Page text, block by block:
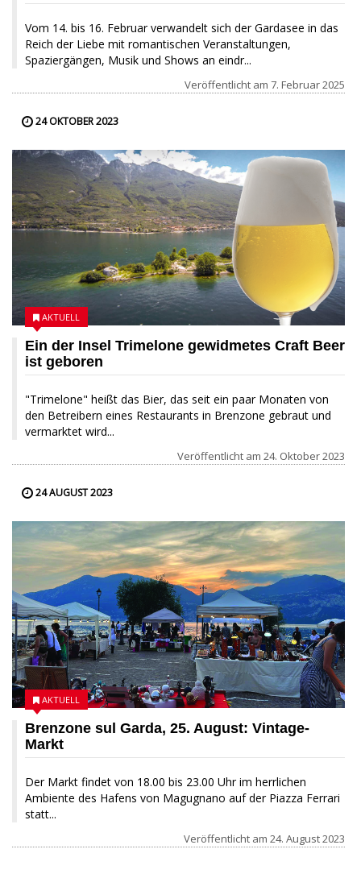
Vom 14. bis 16. Februar verwandelt sich der Gardasee in das
Reich der Liebe mit romantischen Veranstaltungen,
Spaziergängen, Musik und Shows an eindr...
Veröffentlicht am 7. Februar 2025
24 OKTOBER 2023
Ein der Insel Trimelone gewidmetes Craft Beer
ist geboren
"Trimelone" heißt das Bier, das seit ein paar Monaten von
den Betreibern eines Restaurants in Brenzone gebraut und
vermarktet wird...
AKTUELL
Veröffentlicht am 24. Oktober 2023
24 AUGUST 2023
Brenzone sul Garda, 25. August: Vintage-
Markt
Der Markt findet von 18.00 bis 23.00 Uhr im herrlichen
Ambiente des Hafens von Magugnano auf der Piazza Ferrari
statt...
AKTUELL
Veröffentlicht am 24. August 2023